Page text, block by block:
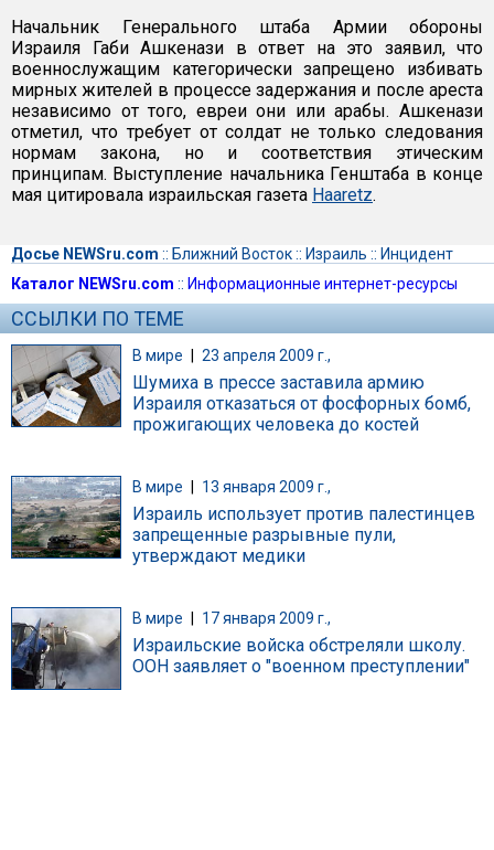
Начальник Генерального штаба Армии обороны
Израиля Габи Ашкенази в ответ на это заявил, что
военнослужащим категорически запрещено избивать
мирных жителей в процессе задержания и после ареста
независимо от того, евреи они или арабы. Ашкенази
отметил, что требует от солдат не только следования
нормам закона, но и соответствия этическим
принципам. Выступление начальника Генштаба в конце
мая цитировала израильская газета Haaretz.
Досье NEWSru.com :: Ближний Восток:: Израиль :: Инцидент
Каталог NEWSru.com :: Информационные интернет-ресурсы
ССЫЛКИ ПО ТЕМЕ
В мире | 23 апреля 2009 г.,
Шумиха в прессе заставила армию
Израиля отказаться от фосфорных бомб,
прожигающих человека до костей
В мире 13 января 2009 г.,
Израиль использует против палестинцев
запрещенные разрывные пули,
утверждают медики
В мире 17 января 2009 г.,
Израильские войска обстреляли школу.
ООН заявляет о "военном преступлении"